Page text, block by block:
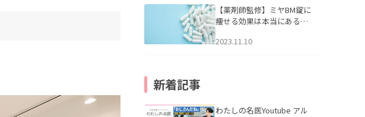
【薬剤師監修】ミヤBM錠に
痩せる効果は本当にある
2023.11.10
新着記事
わたしの名医Youtube アル